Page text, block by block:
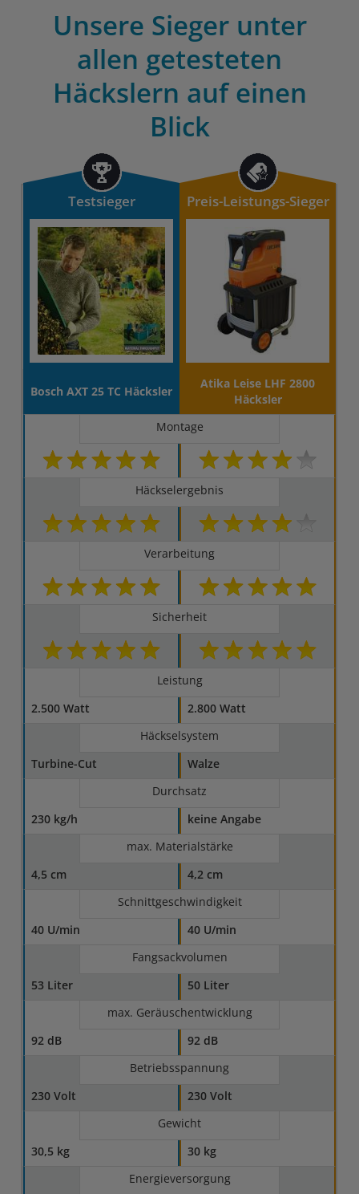
Unsere Sieger unter
allen getesteten
Häckslern auf einen
Blick
Testsieger Preis-Leistungs-Sieger
Bosch AXT 25 TC Häcksler
Atika Leise LHF 2800
Häcksler
Montage
Häckselergebnis
Verarbeitung
Sicherheit
Leistung
2.500 Watt
2.800 Watt
Häckselsystem
Turbine-Cut
Walze
Durchsatz
230 kg/h
keine Angabe
max. Materialstärke
4,5 cm
4,2 cm
Schnittgeschwindigkeit
40 U/min
40 U/min
Fangsackvolumen
53 Liter
50 Liter
max. Geräuschentwicklung
92 dB
92 dB
Betriebsspannung
230 Volt
230 Volt
Gewicht
30,5 kg
30 kg
Energieversorgung